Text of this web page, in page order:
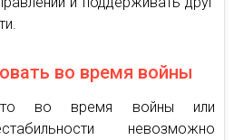
во время войны
во время войны или
невозможно